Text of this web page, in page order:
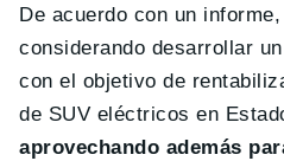
De acuerdo con un
considerando desarrollar
con el objetivo de
de SUV eléctricos en
aprovechando además